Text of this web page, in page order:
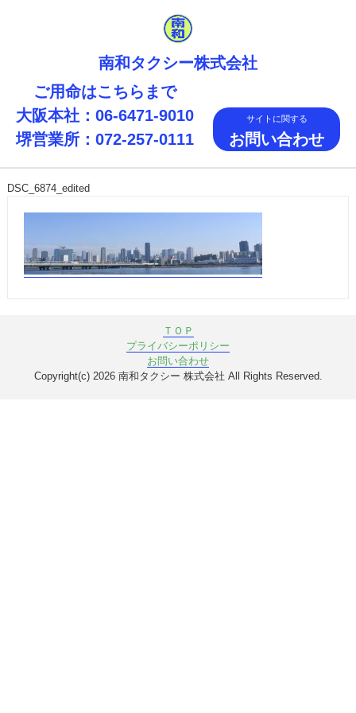
南和タクシー株式会社
ご用命はこちらまで
大阪本社：06-6471-9010
堺営業所：072-257-0111
サイトに関する
お問い合わせ
MENU
DSC_6874_edited
ＴＯＰ
プライバシーポリシー
お問い合わせ
Copyright(c) 2026 南和タクシー 株式会社 All Rights Reserved.